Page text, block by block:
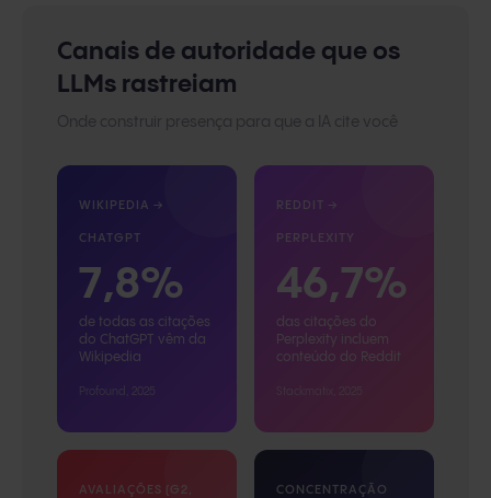
Canais de autoridade que os
LLMs rastreiam
WIKIPEDIA →
CHATGPT
7,8%
de todas as citações
do ChatGPT vêm da
Wikipedia
Profound, 2025
REDDIT →
PERPLEXITY
46,7%
das citações do
Perplexity incluem
conteúdo do Reddit
AVALIAÇÕES (G2, CONCENTRAÇÃO